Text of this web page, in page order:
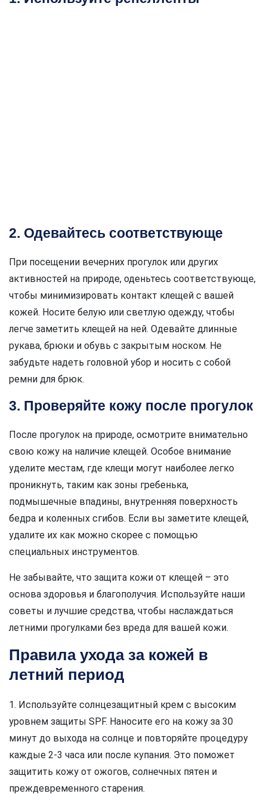
2. Одевайтесь соответствующе
При посещении вечерних прогулок или других
активностей на природе, оденьтесь соответствующе,
чтобы минимизировать контакт клещей с вашей
кожей. Носите белую или светлую одежду, чтобы
легче заметить клещей на ней. Одевайте длинные
рукава, брюки и обувь с закрытым носком. Не
забудьте надеть головной убор и носить с собой
ремни для брюк.
3. Проверяйте кожу после прогулок
После прогулок на природе, осмотрите внимательно
свою кожу на наличие клещей. Особое внимание
уделите местам, где клещи могут наиболее легко
проникнуть, таким как зоны гребенька,
подмышечные впадины, внутренняя поверхность
бедра и коленных сгибов. Если вы заметите клещей,
удалите их как можно скорее с помощью
специальных инструментов.
Не забывайте, что защита кожи от клещей – это
основа здоровья и благополучия. Используйте наши
советы и лучшие средства, чтобы наслаждаться
летними прогулками без вреда для вашей кожи.
Правила ухода за кожей в
летний период
1. Используйте солнцезащитный крем с высоким
уровнем защиты SPF. Наносите его на кожу за 30
минут до выхода на солнце и повторяйте процедуру
каждые 2-3 часа или после купания. Это поможет
защитить кожу от ожогов, солнечных пятен и
преждевременного старения.